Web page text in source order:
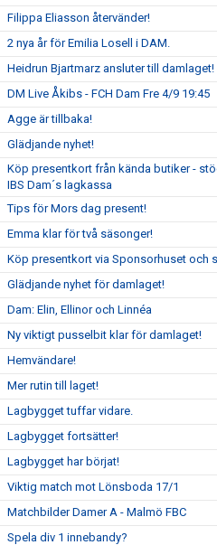
Filippa Eliasson återvänder!
2 nya år för Emilia Losell i DAM.
Heidrun Bjartmarz ansluter till damlaget!
DM Live Åkibs - FCH Dam Fre 4/9 19:45
Agge är tillbaka!
Glädjande nyhet!
Köp presentkort från kända butiker -
IBS Dam´s lagkassa
Tips för Mors dag present!
Emma klar för två säsonger!
Köp presentkort via Sponsorhuset och
Glädjande nyhet för damlaget!
Dam: Elin, Ellinor och Linnéa
Ny viktigt pusselbit klar för damlaget!
Hemvändare!
Mer rutin till laget!
Lagbygget tuffar vidare.
Lagbygget fortsätter!
Lagbygget har börjat!
Viktig match mot Lönsboda 17/1
Matchbilder Damer A - Malmö FBC
Spela div 1 innebandy?